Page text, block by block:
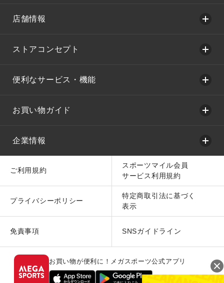
店舗情報
ストアコンセプト
便利なサービス・機能
お買い物ガイド
企業情報
ご利用規約
スポーツマイル会員
サービス利用規約
プライバシーポリシー
特定商取引法に基づく
表示
免責事項 SNSガイドライン
お買い物が便利に！メガスポーツ公式アプリ